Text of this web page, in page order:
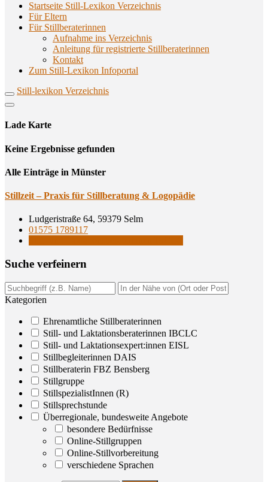
Startseite Still-Lexikon Verzeichnis
Für Eltern
Für Stillberaterinnen
Aufnahme ins Verzeichnis
Anlei­tung für regis­trier­te Stillberaterinnen
Kon­takt
Zum Still-Lexikon Infoportal
Still-lexikon Verzeichnis
Lade Karte
Кeine Ergebnisse gefunden
Alle Einträge in Münster
Still­zeit – Pra­xis für Still­be­ra­tung & Logopädie
Ludgeristraße 64, 59379 Selm
01575 1789117
Suche ver­fei­nern
Kategorien
Ehrenamtliche Stillberaterinnen
Still- und Laktationsberaterinnen IBCLC
Still- und Laktationsexpert:innen EISL
Stillbegleiterinnen DAIS
Stillberaterin FBZ Bensberg
Stillgruppe
StillspezialistInnen (R)
Stillsprechstunde
Überregionale, bundesweite Angebote
besondere Bedürfnisse
Online-Stillgruppen
Online-Stillvorbereitung
verschiedene Sprachen